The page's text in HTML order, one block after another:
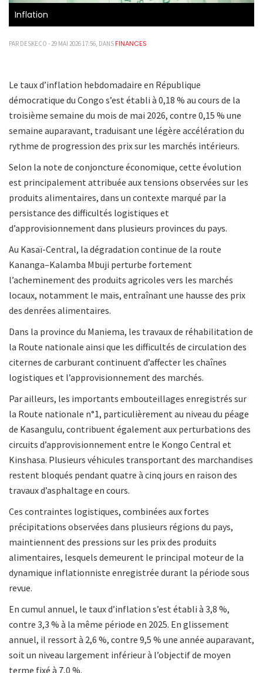
Inflation
PAR DESKECO - 29 MAI 2026 17:56, DANS FINANCES
Le taux d’inflation hebdomadaire en République
démocratique du Congo s’est établi à 0,18 % au cours de la
troisième semaine du mois de mai 2026, contre 0,15 % une
semaine auparavant, traduisant une légère accélération du
rythme de progression des prix sur les marchés intérieurs.
Selon la note de conjoncture économique, cette évolution
est principalement attribuée aux tensions observées sur les
produits alimentaires, dans un contexte marqué par la
persistance des difficultés logistiques et
d’approvisionnement dans plusieurs provinces du pays.
Au Kasaï-Central, la dégradation continue de la route
Kananga–Kalamba Mbuji perturbe fortement
l’acheminement des produits agricoles vers les marchés
locaux, notamment le maïs, entraînant une hausse des prix
des denrées alimentaires.
Dans la province du Maniema, les travaux de réhabilitation de
la Route nationale ainsi que les difficultés de circulation des
citernes de carburant continuent d’affecter les chaînes
logistiques et l’approvisionnement des marchés.
Par ailleurs, les importants embouteillages enregistrés sur
la Route nationale n°1, particulièrement au niveau du péage
de Kasangulu, contribuent également aux perturbations des
circuits d’approvisionnement entre le Kongo Central et
Kinshasa. Plusieurs véhicules transportant des marchandises
restent bloqués pendant quatre à cinq jours en raison des
travaux d’asphaltage en cours.
Ces contraintes logistiques, combinées aux fortes
précipitations observées dans plusieurs régions du pays,
maintiennent des pressions sur les prix des produits
alimentaires, lesquels demeurent le principal moteur de la
dynamique inflationniste enregistrée durant la période sous
revue.
En cumul annuel, le taux d’inflation s’est établi à 3,8 %,
contre 3,3 % à la même période en 2025. En glissement
annuel, il ressort à 2,6 %, contre 9,5 % une année auparavant,
soit un niveau largement inférieur à l’objectif de moyen
terme fixé à 7,0 %.